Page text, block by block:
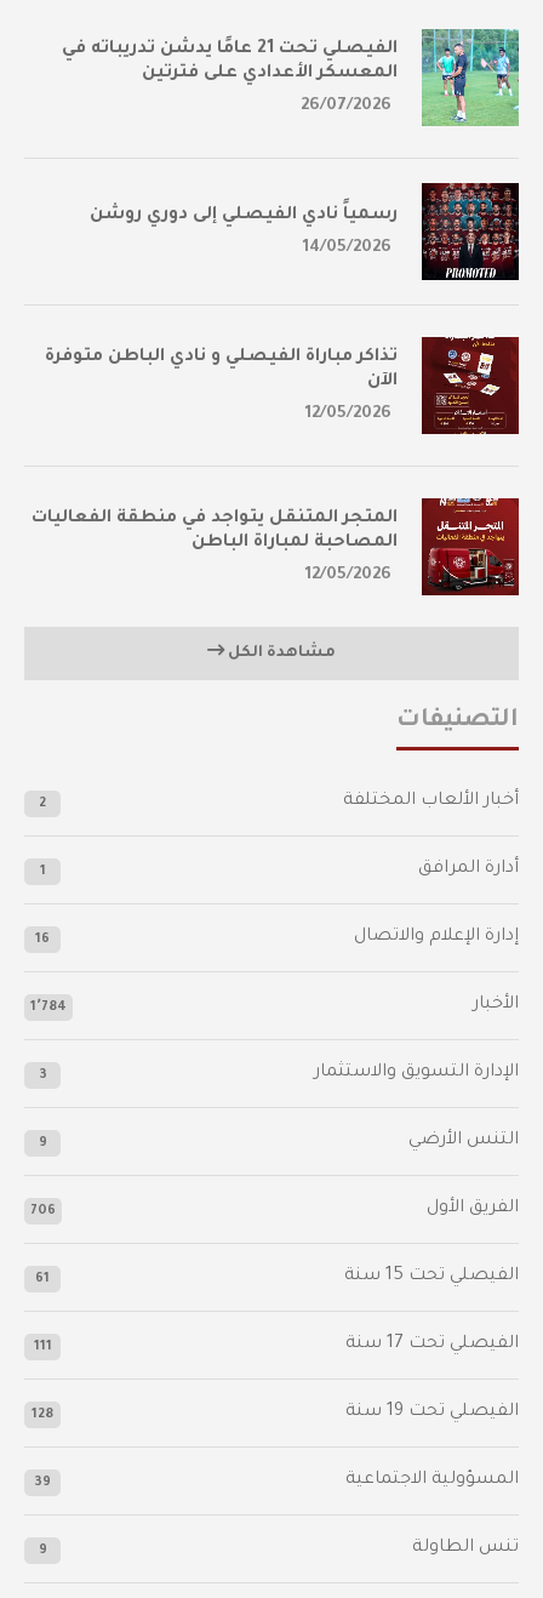
الفيصلي تحت 21 عامًا يدشن تدريباته في
المعسكر الأعدادي على فترتين
26/07/2026
رسمياً نادي الفيصلي إلى دوري روشن
14/05/2026
تذاكر مباراة الفيصلي و نادي الباطن متوفرة
الآن
12/05/2026
المتجر المتنقل يتواجد في منطقة الفعاليات
المصاحبة لمباراة الباطن
12/05/2026
مشاهدة الكل
التصنيفات
أخبار الألعاب المختلفة 2
أدارة المرافق 1
إدارة الإعلام والاتصال 16
الأخبار 1٬784
الإدارة التسويق والاستثمار 3
التنس الأرضي 9
الفريق الأول 706
الفيصلي‬⁩ تحت 15 سنة 61
‫الفيصلي‬⁩ تحت 17 سنة 111
الفيصلي‬⁩ تحت 19 سنة 128
المسؤولية الاجتماعية 39
تنس الطاولة 9